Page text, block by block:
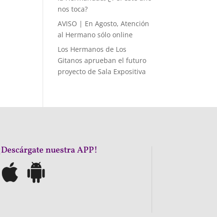
nos toca?
AVISO | En Agosto, Atención
al Hermano sólo online
Los Hermanos de Los
Gitanos aprueban el futuro
proyecto de Sala Expositiva
nuestra APP!